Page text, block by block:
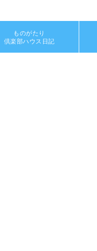
ものがたり
倶楽部ハウス日記